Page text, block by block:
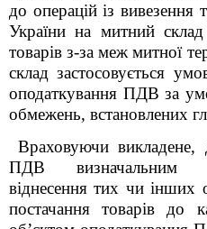
до операцій із вивезення
України на митний
товарів з-за меж митної
склад застосовується
оподаткування ПДВ за
обмежень, встановлених
Враховуючи викладене,
ПДВ визначальним
віднесення тих чи інших
постачання товарів до